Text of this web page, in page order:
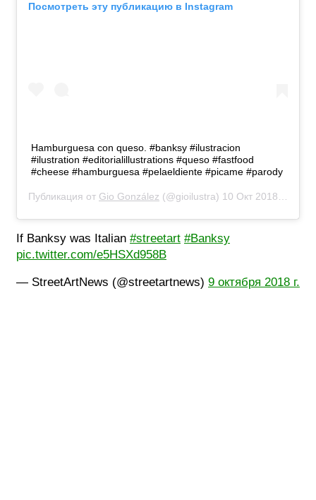
Посмотреть эту публикацию в Instagram
Hamburguesa con queso. #banksy #ilustracion
#ilustration #editorialillustrations #queso #fastfood
#cheese #hamburguesa #pelaeldiente #picame #parody
Публикация от Gio González (@gioilustra) 10 Окт 2018 в 6:34 PDT
If Banksy was Italian #streetart #Banksy
pic.twitter.com/e5HSXd958B
— StreetArtNews (@streetartnews) 9 октября 2018 г.